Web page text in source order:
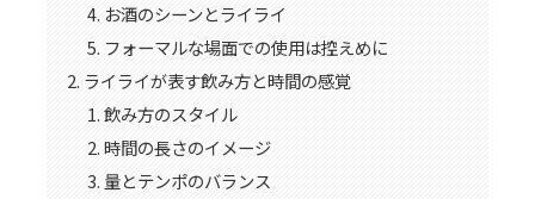
お酒のシーンとライライ
フォーマルな場面での使用は控えめに
ライライが表す飲み方と時間の感覚
飲み方のスタイル
時間の長さのイメージ
量とテンポのバランス